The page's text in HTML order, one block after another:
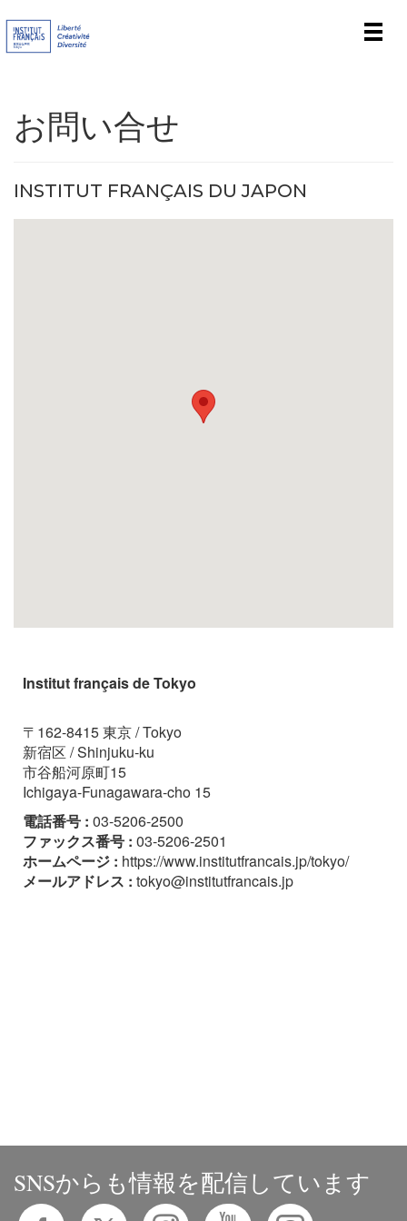
お問い合せ
INSTITUT FRANÇAIS DU JAPON
Institut français de Tokyo
〒162-8415 東京 / Tokyo
新宿区 / Shinjuku-ku
市谷船河原町15
Ichigaya-Funagawara-cho 15
電話番号 : 03-5206-2500
ファックス番号 : 03-5206-2501
ホームページ : https://www.institutfrancais.jp/tokyo/
メールアドレス : tokyo@institutfrancais.jp
SNSからも情報を配信しています